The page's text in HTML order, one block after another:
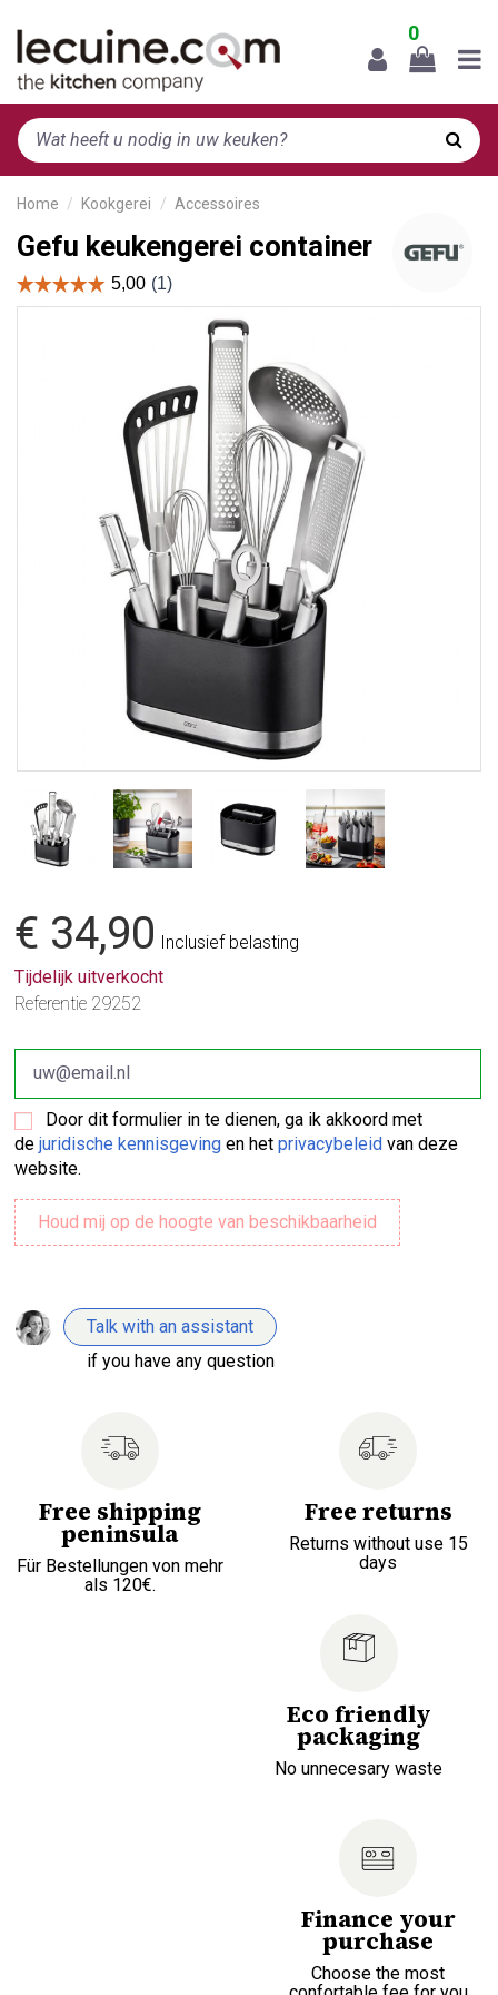
0
Home Kookgerei Accessoires
Gefu keukengerei container
€ 34,90 Inclusief belasting
Tijdelijk uitverkocht
Referentie 29252
Door dit formulier in te dienen, ga ik akkoord met
dejuridische kennisgeving en hetprivacybeleid van deze
website.
Talk with an assistant
if you have any question
Free shipping
peninsula
Für Bestellungen von mehr
als 120€.
Free returns
Returns without use 15
days
Eco friendly
packaging
No unnecesary waste
Finance your
purchase
Choose the most